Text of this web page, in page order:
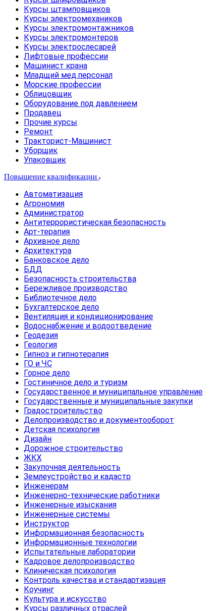
Курсы штамповщиков
Курсы электромехаников
Курсы электромонтажников
Курсы электромонтеров
Курсы электрослесарей
Лифтовые профессии
Машинист крана
Младщий мед.персонал
Морские профессии
Облицовщик
Оборудование под давлением
Продавец
Прочие курсы
Ремонт
Тракторист-Машинист
Уборщик
Упаковщик
Повышение квалификации
Автоматизация
Агрономия
Администратор
Антитеррористическая безопасность
Арт-терапия
Архивное дело
Архитектура
Банковское дело
БДД
Безопасность строительства
Бережливое производство
Библиотечное дело
Бухгалтерское дело
Вентиляция и кондиционирование
Водоснабжение и водоотведение
Геодезия
Геология
Гипноз и гипнотерапия
ГО и ЧС
Горное дело
Гостиничное дело и туризм
Государственное и муниципальное управление
Государственные и муниципальные закупки
Градостроительство
Делопроизводство и документооборот
Детская психология
Дизайн
Дорожное строительство
ЖКХ
Закупочная деятельность
Землеустройство и кадастр
Инженерам
Инженерно-технические работники
Инженерные изыскания
Инженерные системы
Инструктор
Информационная безопасность
Информационные технологии
Испытательные лаборатории
Кадровое делопроизводство
Клиническая психология
Контроль качества и стандартизация
Коучинг
Культура и искусство
Курсы различных отраслей